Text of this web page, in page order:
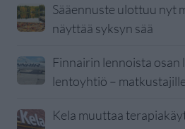
Sääennuste ulottuu nyt
näyttää syksyn sää
Finnairin lennoista osan
lentoyhtiö –
Kela muuttaa